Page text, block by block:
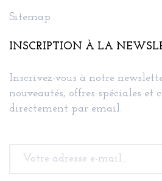
Sitemap
INSCRIPTION À LA
Inscrivez-vous à notre
nouveautés, offres spéciales et
directement par email.